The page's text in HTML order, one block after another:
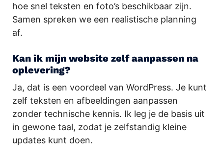
hoe snel teksten en foto’s beschikbaar zijn.
Samen spreken we een realistische planning
af.
Kan ik mijn website zelf aanpassen na
oplevering?
Ja, dat is een voordeel van WordPress. Je kunt
zelf teksten en afbeeldingen aanpassen
zonder technische kennis. Ik leg je de basis uit
in gewone taal, zodat je zelfstandig kleine
updates kunt doen.